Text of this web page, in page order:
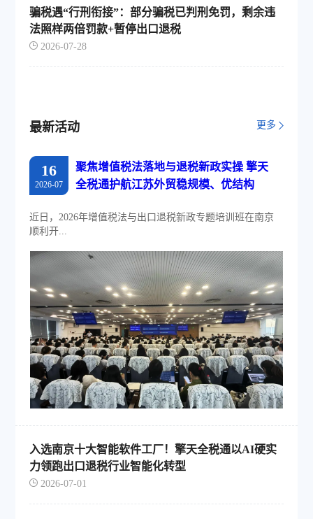
骗税遇“行刑衔接”：部分骗税已判刑免罚，剩余违
法照样两倍罚款+暂停出口退税
2026-07-28
最新活动 更多
16
2026-07
聚焦增值税法落地与退税新政实操 擎天
全税通护航江苏外贸稳规模、优结构
近日，2026年增值税法与出口退税新政专题培训班在南京
顺利开...
入选南京十大智能软件工厂！擎天全税通以AI硬实
力领跑出口退税行业智能化转型
2026-07-01